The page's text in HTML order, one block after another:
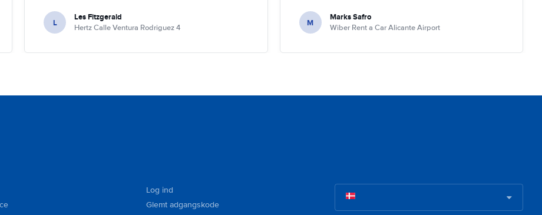
L Les Fitzgerald
Hertz Calle Ventura Rodriguez 4 M Marks Safro
Wiber Rent a Car Alicante Airport
Log ind
Glemt adgangskode